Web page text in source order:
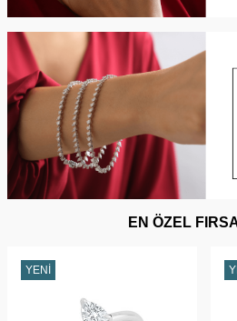
EN ÖZEL
YENI